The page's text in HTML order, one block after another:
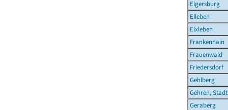
Elgersburg
Elleben
Elxleben
Frankenhain
Frauenwald
Friedersdorf
Gehlberg
Gehren, Stadt
Geraberg